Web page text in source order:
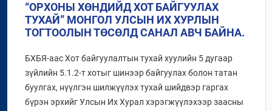
“ОРХОНЫ ХӨНДИЙД ХОТ БАЙГУУЛАХ
ТУХАЙ” МОНГОЛ УЛСЫН ИХ ХУРЛЫН
ТОГТООЛЫН ТӨСӨЛД САНАЛ АВЧ БАЙНА.
БХБЯ-аас Хот байгуулалтын тухай хуулийн 5 дугаар
зүйлийн 5.1.2-т хотыг шинээр байгуулах болон татан
буулгах, нүүлгэн шилжүүлэх тухай шийдвэр гаргах
бүрэн эрхийг Улсын Их Хурал хэрэгжүүлэхээр заасны